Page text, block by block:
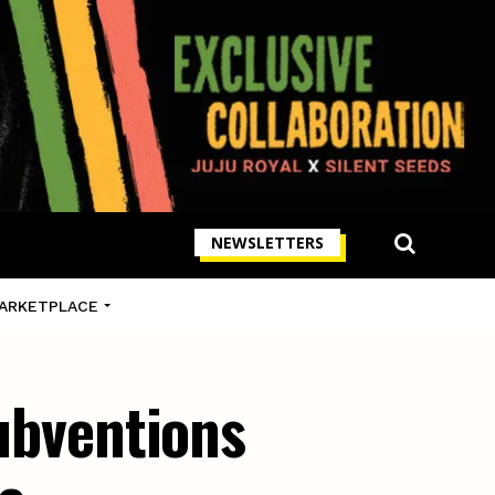
NEWSLETTERS